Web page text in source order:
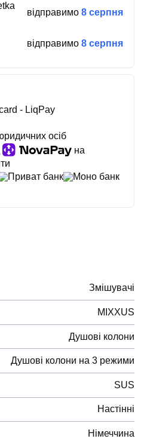
відправимо 8 серпня
відправимо 8 серпня
- LiqPay
осіб
на
Приват банк
Моно банк
Змішувачі
MIXXUS
Душові колони
Душові колони на 3 режими
SUS
Настінні
Німеччина